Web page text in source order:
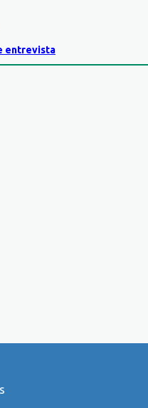
entrevista